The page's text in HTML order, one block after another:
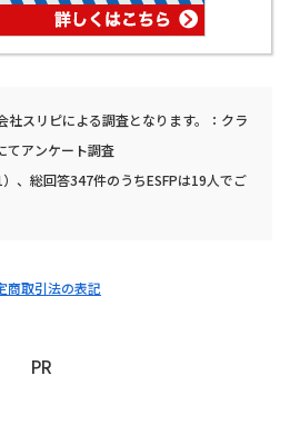
社スリピによる調査となります。：クラ
てアンケート調査
、総回答347件のうちESFPは19人でご
商取引法の表記
PR